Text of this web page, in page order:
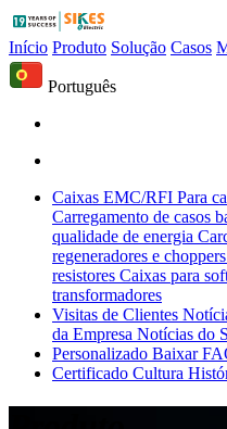
Início Produto Solução Casos
Português
Caixas EMC/RFI Para
Carregamento de casos
qualidade de energia
regeneradores e
resistores Caixas para
transformadores
Visitas de Clientes
da Empresa Notícias do
Personalizado Baixar
Certificado Cultura